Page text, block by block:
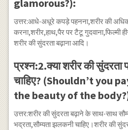
glamorous?):
उत्तर:आधे-अधूरे कपड़े पहनना,शरीर की
करना,शरीर,हाथ,पैर पर टैटू गुदवाना,फिल्मी
शरीर की सुंदरता बढ़ाना आदि।
प्रश्न:2.क्या शरीर की सुंदरता
चाहिए? (Shouldn’t you
the beauty of the
उत्तर:शरीर की सुंदरता बढ़ाने के साथ-साथ
भद्रता,सौम्यता झलकनी चाहिए।शरीर की